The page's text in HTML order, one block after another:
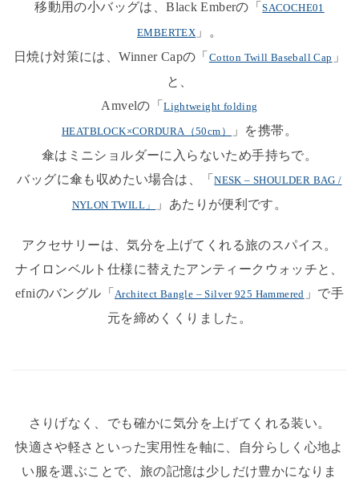
移動用の小バッグは、Black Emberの「SACOCHE01
EMBERTEX 」。
日焼け対策には、Winner Capの「 Cotton Twill Baseball Cap 」
と、
Amvelの「Lightweight folding
HEATBLOCK×CORDURA（50cm）
」を携帯。
傘はミニショルダーに入らないため手持ちで。
バッグに傘も収めたい場合は、「NESK – SHOULDER BAG /
NYLON TWILL」 」あたりが便利です。
アクセサリーは、気分を上げてくれる旅のスパイス。
ナイロンベルト仕様に替えたアンティークウォッチと、
efniのバングル「 Architect Bangle – Silver 925 Hammered 」で手
元を締めくくりました。
さりげなく、でも確かに気分を上げてくれる装い。
快適さや軽さといった実用性を軸に、自分らしく心地よ
い服を選ぶことで、旅の記憶は少しだけ豊かになりま